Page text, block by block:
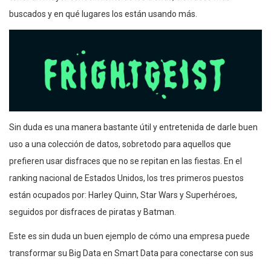
buscados y en qué lugares los están usando más.
Sin duda es una manera bastante útil y entretenida de darle buen
uso a una colección de datos, sobretodo para aquellos que
prefieren usar disfraces que no se repitan en las fiestas. En el
ranking nacional de Estados Unidos, los tres primeros puestos
están ocupados por: Harley Quinn, Star Wars y Superhéroes,
seguidos por disfraces de piratas y Batman.
Este es sin duda un buen ejemplo de cómo una empresa puede
transformar su Big Data en Smart Data para conectarse con sus